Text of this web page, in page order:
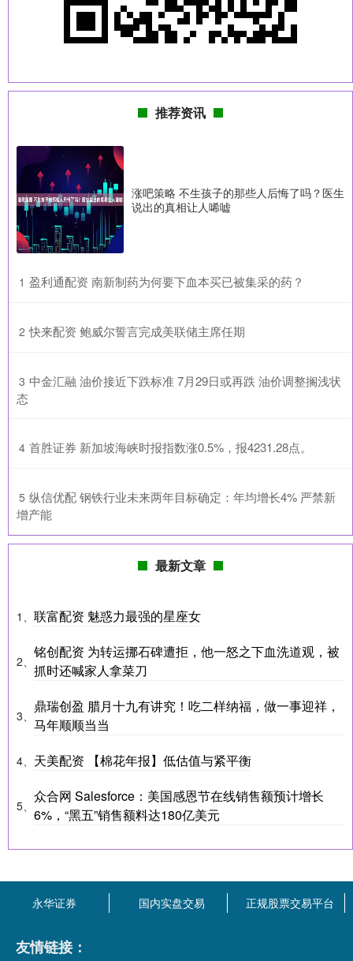
推荐资讯
涨吧策略 不生孩子的那些人后悔了吗？医生
说出的真相让人唏嘘
1 ​盈利通配资 南新制药为何要下血本买已被集采的药？
2 ​快来配资 鲍威尔誓言完成美联储主席任期
3 ​中金汇融 油价接近下跌标准 7月29日或再跌 油价调整搁浅状
态
4 ​首胜证券 新加坡海峡时报指数涨0.5%，报4231.28点。
5 ​纵信优配 钢铁行业未来两年目标确定：年均增长4% 严禁新
增产能
最新文章
1、 联富配资 魅惑力最强的星座女
2、
铭创配资 为转运挪石碑遭拒，他一怒之下血洗道观，被
抓时还喊家人拿菜刀
3、
鼎瑞创盈 腊月十九有讲究！吃二样纳福，做一事迎祥，
马年顺顺当当
4、 天美配资 【棉花年报】低估值与紧平衡
5、
众合网 Salesforce：美国感恩节在线销售额预计增长
6%，“黑五”销售额料达180亿美元
永华证券 国内实盘交易 正规股票交易平台
友情链接：